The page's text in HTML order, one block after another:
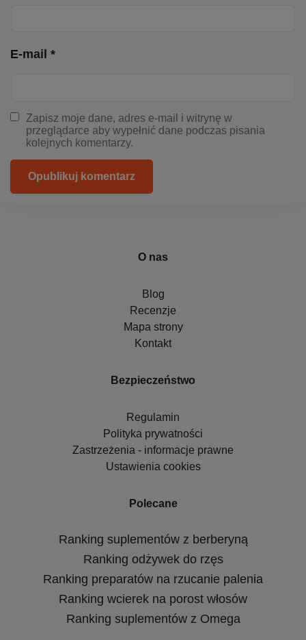
E-mail *
Zapisz moje dane, adres e-mail i witrynę w
przeglądarce aby wypełnić dane podczas pisania
kolejnych komentarzy.
Opublikuj komentarz
O nas
Blog
Recenzje
Mapa strony
Kontakt
Bezpieczeństwo
Regulamin
Polityka prywatności
Zastrzeżenia - informacje prawne
Ustawienia cookies
Polecane
Ranking suplementów z berberyną
Ranking odżywek do rzęs
Ranking preparatów na rzucanie palenia
Ranking wcierek na porost włosów
Ranking suplementów z Omega